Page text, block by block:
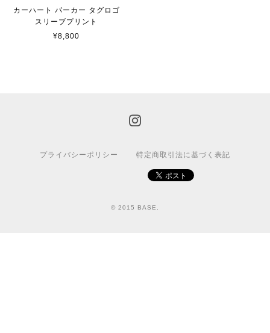
カーハート パーカー タグロゴ
スリーブプリント
¥8,800
プライバシーポリシー 特定商取引法に基づく表記
© 2015 BASE.